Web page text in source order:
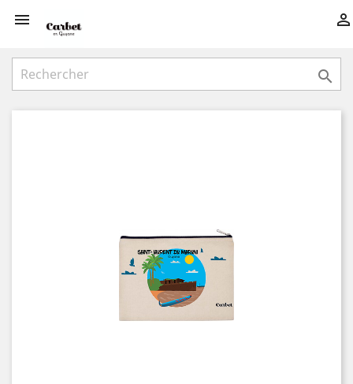
 
